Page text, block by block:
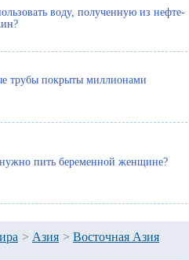
воду, полученную из нефте-
трубы покрыты миллионами
пить беременной женщине?
> Азия > Восточная Азия